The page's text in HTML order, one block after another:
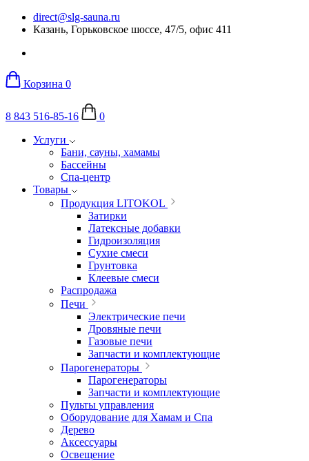
direct@slg-sauna.ru
Казань, Горьковское шоссе, 47/5, офис 411
Корзина 0
8 843 516-85-16
0
Услуги
Бани, сауны, хамамы
Бассейны
Спа-центр
Товары
Продукция LITOKOL
Затирки
Латексные добавки
Гидроизоляция
Сухие смеси
Грунтовка
Клеевые смеси
Распродажа
Печи
Электрические печи
Дровяные печи
Газовые печи
Запчасти и комплектующие
Парогенераторы
Парогенераторы
Запчасти и комплектующие
Пульты управления
Оборудование для Хамам и Спа
Дерево
Аксессуары
Освещение